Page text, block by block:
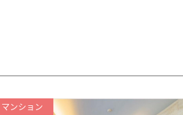
マンション